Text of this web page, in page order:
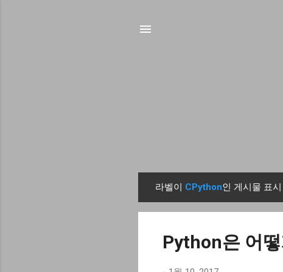
라벨이 CPython인 게시물 표시
Python은 어